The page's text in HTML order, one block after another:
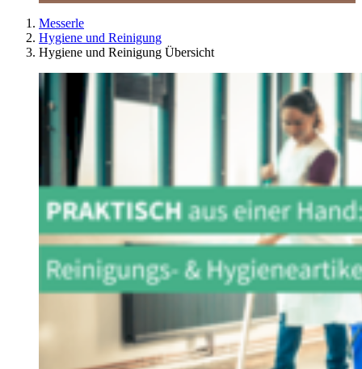
Messerle
Hygiene und Reinigung
Hygiene und Reinigung Übersicht